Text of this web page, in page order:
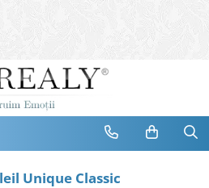
Unique Classic